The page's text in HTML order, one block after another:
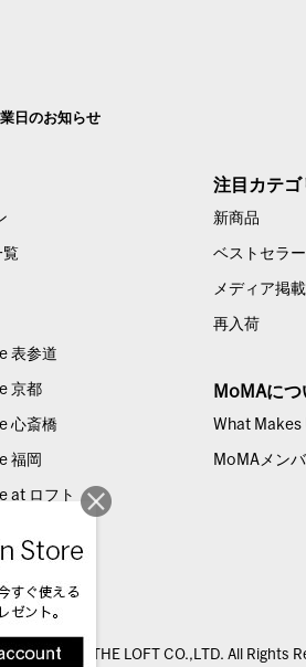
日のお知らせ
覧
表参道
京都
心斎橋
福岡
at ロフト
注目カテゴ
新商品
ベストセラー
メディア掲載
再入荷
MoMAにつ
What
MoMAメン
© THE LOFT CO.,LTD. All Rights